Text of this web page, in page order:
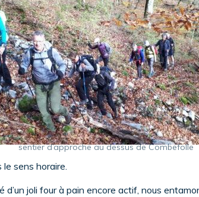
sentier d’approche au dessus de Combefolle
le sens horaire.
d’un joli four à pain encore actif, nous